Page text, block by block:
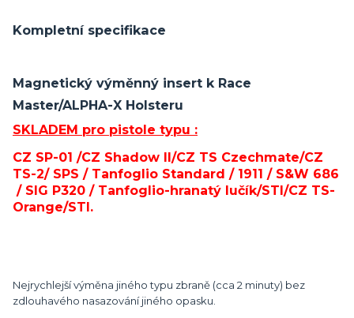
Kompletní specifikace
Magnetický výměnný insert k Race
Master/ALPHA-X Holsteru
SKLADEM pro pistole typu :
CZ SP-01 /CZ Shadow II/CZ TS Czechmate/CZ
TS-2/ SPS / Tanfoglio Standard / 1911 / S&W 686
/ SIG P320 / Tanfoglio-hranatý lučík/STI/CZ TS-
Orange/STI.
Nejrychlejší výměna jiného typu zbraně (cca 2 minuty) bez
zdlouhavého nasazování jiného opasku.